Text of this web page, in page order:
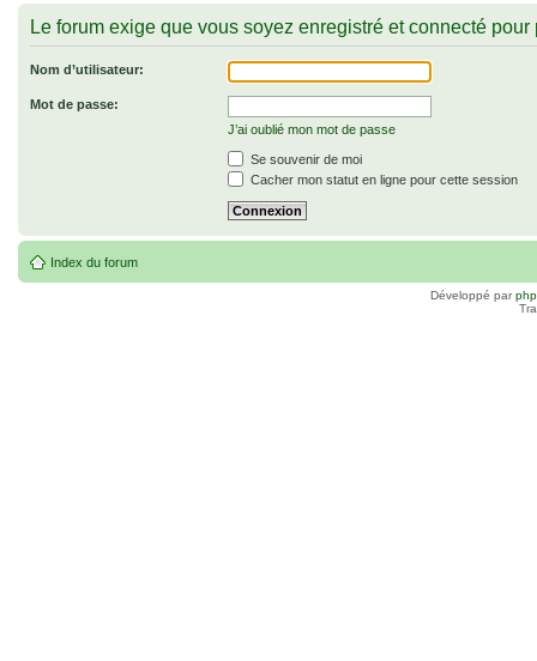
Le forum exige que vous soyez enregistré et connecté
Nom d’utilisateur:
Mot de passe:
J’ai oublié mon mot de passe
Se souvenir de moi
Cacher mon statut en ligne pour cette session
Index du forum
Développé par